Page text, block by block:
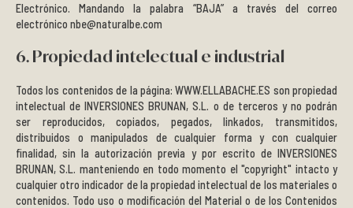
Electrónico. Mandando la palabra “BAJA” a través del correo
electrónico nbe@naturalbe.com
6. Propiedad intelectual e industrial
Todos los contenidos de la página: WWW.ELLABACHE.ES son propiedad
intelectual de INVERSIONES BRUNAN, S.L. o de terceros y no podrán
ser reproducidos, copiados, pegados, linkados, transmitidos,
distribuidos o manipulados de cualquier forma y con cualquier
finalidad, sin la autorización previa y por escrito de INVERSIONES
BRUNAN, S.L. manteniendo en todo momento el "copyright" intacto y
cualquier otro indicador de la propiedad intelectual de los materiales o
contenidos. Todo uso o modificación del Material o de los Contenidos